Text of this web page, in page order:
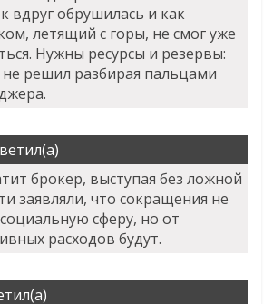
вдруг обрушилась и как
летящий с горы, не смог уже
Нужны ресурсы и резервы:
не решил разбирая пальцами
брокер, выступая без ложной
заявляли, что сокращения не
сферу, но от
расходов будут.